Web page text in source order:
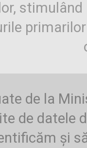
de la
de datele
și